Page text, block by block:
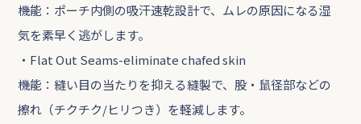
機能：ポーチ内側の吸汗速乾設計で、ムレの原因になる湿
気を素早く逃がします。
・Flat Out Seams-eliminate chafed skin
機能：縫い目の当たりを抑える縫製で、股・鼠径部などの
擦れ（チクチク/ヒリつき）を軽減します。